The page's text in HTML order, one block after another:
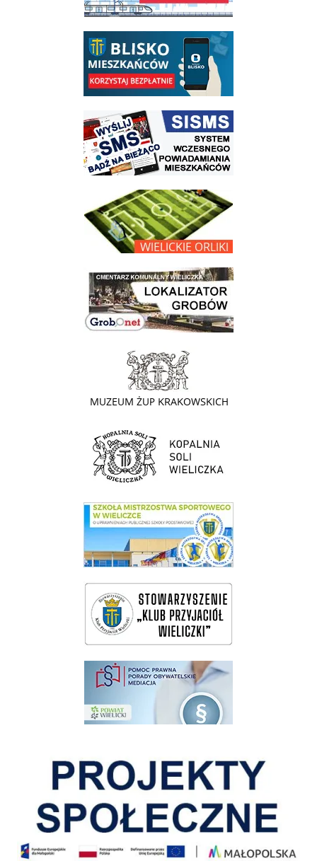
link do opisu aplikacji - BLISKO, Gmina Wieliczka w aplikacji Blisko
link do strony systemu wczesnego ostrzegania mieszkańców SISMS
link do opisu projektu Wielickie Orliki
link do lokalizatora grobów na wielickim cmentarzu - grobnet
link do strony - Muzeum Żup Krakowskich Wieliczka
link do strony Kopalni Soli Wieliczka
link do SMS Wieliczka
wieliczka-wieliczanie na bis
pomoc prawna wieliczka